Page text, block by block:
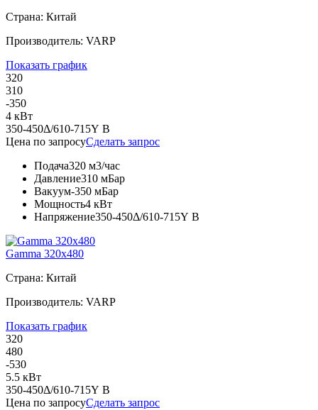
Страна: Китай
Производитель: VARP
Показать график
320
310
-350
4 кВт
350-450Δ/610-715Y В
Цена по запросуСделать запрос
Подача320 м3/час
Давление310 мБар
Вакуум-350 мБар
Мощность4 кВт
Напряжение350-450Δ/610-715Y В
Gamma 320x480
Страна: Китай
Производитель: VARP
Показать график
320
480
-530
5.5 кВт
350-450Δ/610-715Y В
Цена по запросуСделать запрос